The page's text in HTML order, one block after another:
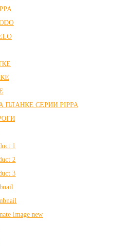
ПЛАНКЕ СЕРИИ PIPPA
1
2
3
Image new